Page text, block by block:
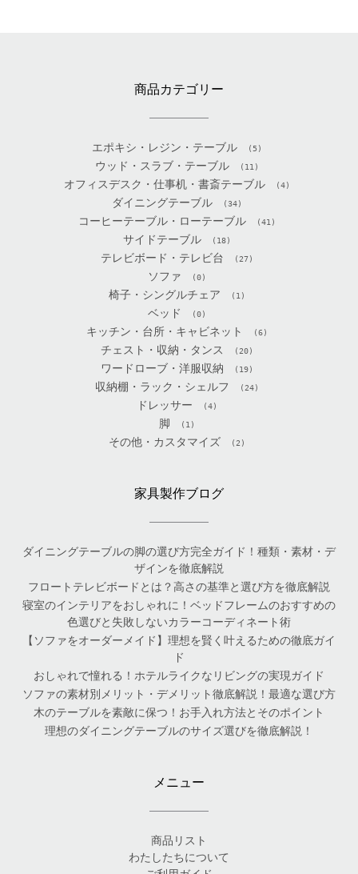
商品カテゴリー
エポキシ・レジン・テーブル (5)
ウッド・スラブ・テーブル (11)
オフィスデスク・仕事机・書斎テーブル (4)
ダイニングテーブル (34)
コーヒーテーブル・ローテーブル (41)
サイドテーブル (18)
テレビボード・テレビ台 (27)
ソファ (0)
椅子・シングルチェア (1)
ベッド (0)
キッチン・台所・キャビネット (6)
チェスト・収納・タンス (20)
ワードローブ・洋服収納 (19)
収納棚・ラック・シェルフ (24)
ドレッサー (4)
脚 (1)
その他・カスタマイズ (2)
家具製作ブログ
ダイニングテーブルの脚の選び方完全ガイド！種類・素材・デ
ザインを徹底解説
フロートテレビボードとは？高さの基準と選び方を徹底解説
寝室のインテリアをおしゃれに！ベッドフレームのおすすめの
色選びと失敗しないカラーコーディネート術
【ソファをオーダーメイド】理想を賢く叶えるための徹底ガイ
ド
おしゃれで憧れる！ホテルライクなリビングの実現ガイド
ソファの素材別メリット・デメリット徹底解説！最適な選び方
木のテーブルを素敵に保つ！お手入れ方法とそのポイント
理想のダイニングテーブルのサイズ選びを徹底解説！
メニュー
商品リスト
わたしたちについて